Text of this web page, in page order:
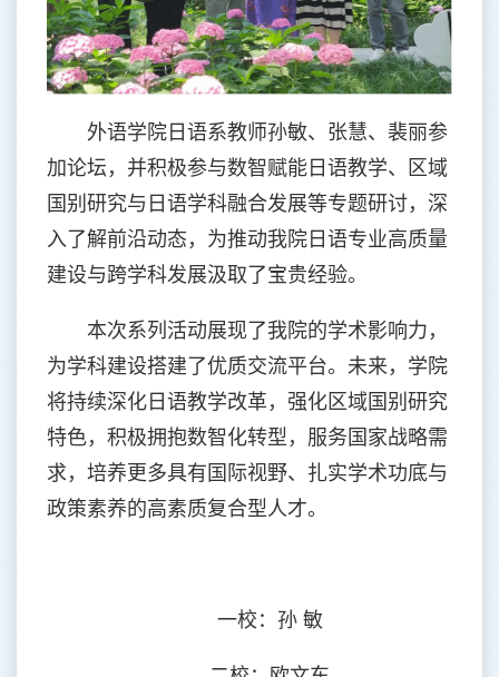
外语学院日语系教师孙敏、张慧、裴丽参
加论坛，并积极参与数智赋能日语教学、区域
国别研究与日语学科融合发展等专题研讨，深
入了解前沿动态，为推动我院日语专业高质量
建设与跨学科发展汲取了宝贵经验。
本次系列活动展现了我院的学术影响力，
为学科建设搭建了优质交流平台。未来，学院
将持续深化日语教学改革，强化区域国别研究
特色，积极拥抱数智化转型，服务国家战略需
求，培养更多具有国际视野、扎实学术功底与
政策素养的高素质复合型人才。
一校：孙 敏